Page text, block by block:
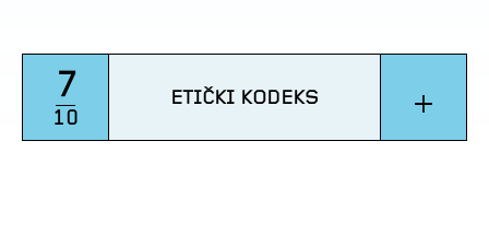
7
10
ETIČKI KODEKS +